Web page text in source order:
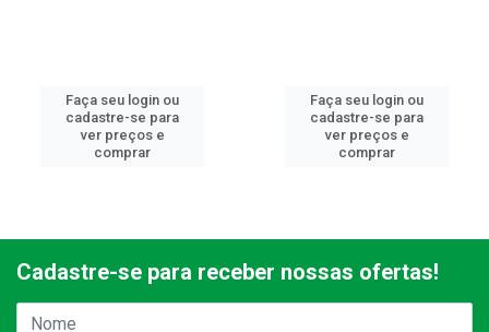
Faça seu login ou
cadastre-se para
ver preços e
comprar
Faça seu login ou
cadastre-se para
ver preços e
comprar
Cadastre-se para receber nossas ofertas!